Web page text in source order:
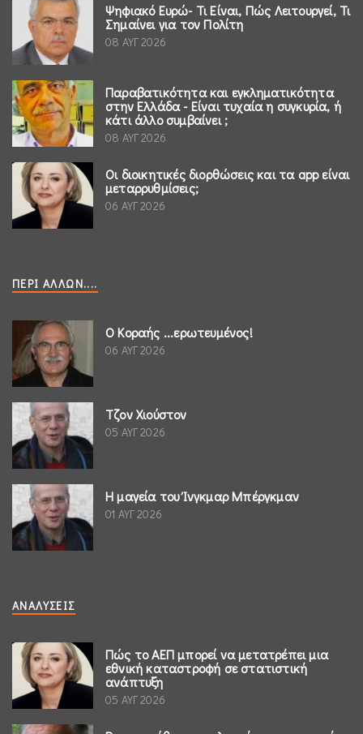
Ψηφιακό Ευρώ- Τι Είναι, Πώς Λειτουργεί, Τι
Σημαίνει για τον Πολίτη
08 ΑΥΓ 2026
Παραβατικότητα και εγκληματικότητα
στην Ελλάδα - Είναι τυχαία η συγκυρία, ή
κάτι άλλο συμβαίνει ;
08 ΑΥΓ 2026
Οι διοικητικές διορθώσεις και τα app είναι
μεταρρυθμίσεις;
06 ΑΥΓ 2026
ΠΕΡΊ ΆΛΛΩΝ....
Ο Κοραής ...ερωτευμένος!
06 ΑΥΓ 2026
Τζον Χιούστον
05 ΑΥΓ 2026
Η μαγεία του Ίνγκμαρ Μπέργκμαν
01 ΑΥΓ 2026
ΑΝΑΛΎΣΕΙΣ
Πώς το ΑΕΠ μπορεί να μετατρέπει μια
εθνική καταστροφή σε στατιστική
ανάπτυξη
05 ΑΥΓ 2026